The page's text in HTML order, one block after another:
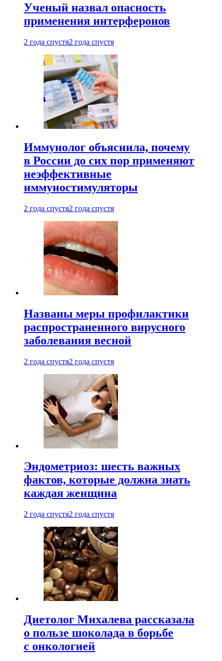
Ученый назвал опасность
применения интерферонов
2 года спустя2 года спустя
Иммунолог объяснила, почему
в России до сих пор применяют
неэффективные
иммуностимуляторы
2 года спустя2 года спустя
Названы меры профилактики
распространенного вирусного
заболевания весной
2 года спустя2 года спустя
Эндометриоз: шесть важных
фактов, которые должна знать
каждая женщина
2 года спустя2 года спустя
Диетолог Михалева рассказала
о пользе шоколада в борьбе
с онкологией